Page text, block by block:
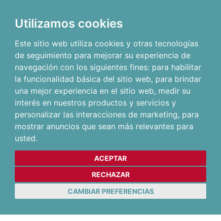
Utilizamos cookies
Este sitio web utiliza cookies y otras tecnologías
de seguimiento para mejorar su experiencia de
navegación con los siguientes fines: para habilitar
la funcionalidad básica del sitio web, para brindar
una mejor experiencia en el sitio web, medir su
interés en nuestros productos y servicios y
personalizar las interacciones de marketing, para
mostrar anuncios que sean más relevantes para
usted.
ACEPTAR
RECHAZAR
CAMBIAR PREFERENCIAS